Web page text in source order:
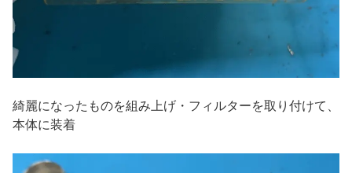
綺麗になったものを組み上げ・フィルターを取り付けて、
本体に装着